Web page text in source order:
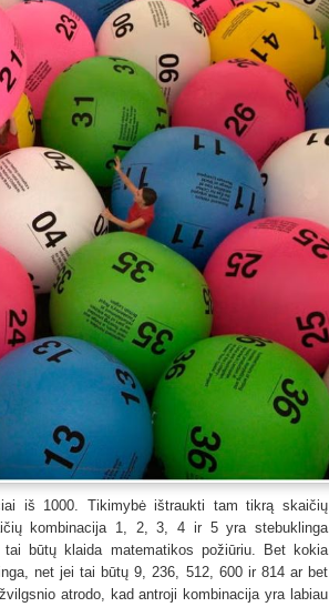
iš 1000. Tikimybė ištraukti tam tikrą skaičių
kombinacija 1, 2, 3, 4 ir 5 yra stebuklinga
būtų klaida matematikos požiūriu. Bet kokia
net jei tai būtų 9, 236, 512, 600 ir 814 ar bet
atrodo, kad antroji kombinacija yra labiau